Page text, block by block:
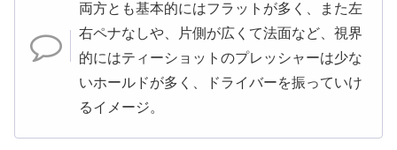
両方とも基本的にはフラットが多く、また左
右ペナなしや、片側が広くて法面など、視界
的にはティーショットのプレッシャーは少な
いホールドが多く、ドライバーを振っていけ
るイメージ。